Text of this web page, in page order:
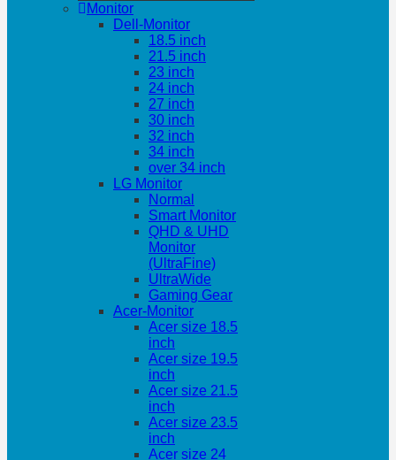
Monitor
Dell-Monitor
18.5 inch
21.5 inch
23 inch
24 inch
27 inch
30 inch
32 inch
34 inch
over 34 inch
LG Monitor
Normal
Smart Monitor
QHD & UHD
Monitor
(UltraFine)
UltraWide
Gaming Gear
Acer-Monitor
Acer size 18.5
inch
Acer size 19.5
inch
Acer size 21.5
inch
Acer size 23.5
inch
Acer size 24